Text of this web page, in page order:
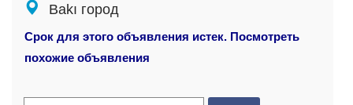
Bakı город
Срок для этого объявления истек. Посмотреть
похожие объявления